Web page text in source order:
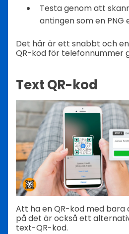
Testa genom att
antingen som en PNG
Det här är ett snabbt och
QR-kod för telefonnummer
Text QR-kod
Att ha en QR-kod med
på det är också ett
text-QR-kod.